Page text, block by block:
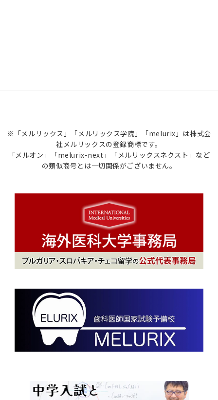
※「メルリックス」「メルリックス学院」「melurix」は株式会
社メルリックスの登録商標です。
「メルオン」「melurix-next」「メルリックスネクスト」など
の類似商号とは一切関係がございません。